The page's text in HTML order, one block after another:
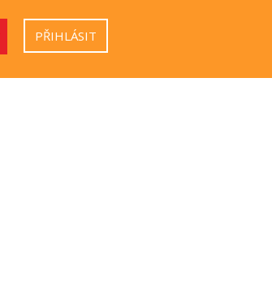
PŘIHLÁSIT